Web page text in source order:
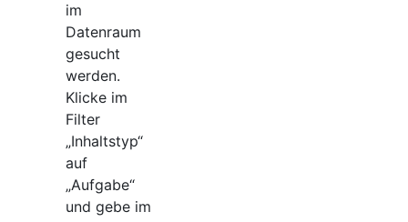
im
Datenraum
gesucht
werden.
Klicke im
Filter
„Inhaltstyp“
auf
„Aufgabe“
und gebe im